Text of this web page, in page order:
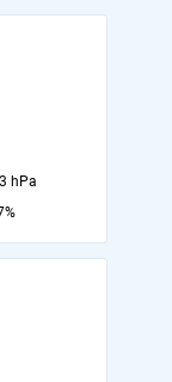
hPa